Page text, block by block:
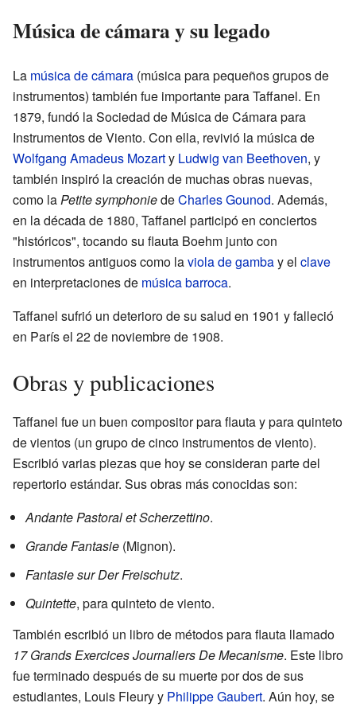
Música de cámara y su legado
La música de cámara (música para pequeños grupos de
instrumentos) también fue importante para Taffanel. En
1879, fundó la Sociedad de Música de Cámara para
Instrumentos de Viento. Con ella, revivió la música de
Wolfgang Amadeus Mozarty Ludwig van Beethoven, y
también inspiró la creación de muchas obras nuevas,
como laPetite symphoniedeCharles Gounod. Además,
en la década de 1880, Taffanel participó en conciertos
"históricos", tocando su flauta Boehm junto con
instrumentos antiguos como laviola de gambay el clave
en interpretaciones de música barroca.
Taffanel sufrió un deterioro de su salud en 1901 y falleció
en París el 22 de noviembre de 1908.
Obras y publicaciones
Taffanel fue un buen compositor para flauta y para quinteto
de vientos (un grupo de cinco instrumentos de viento).
Escribió varias piezas que hoy se consideran parte del
repertorio estándar. Sus obras más conocidas son:
Andante Pastoral et Scherzettino.
Grande Fantasie (Mignon).
Fantasie sur Der Freischutz.
Quintette, para quinteto de viento.
También escribió un libro de métodos para flauta llamado
17 Grands Exercices Journaliers De Mecanisme. Este libro
fue terminado después de su muerte por dos de sus
estudiantes, Louis Fleury y Philippe Gaubert. Aún hoy, se